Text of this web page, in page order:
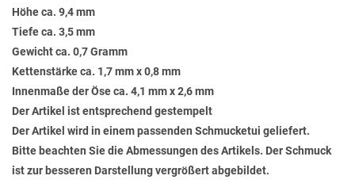
Höhe ca. 9,4 mm
Tiefe ca. 3,5 mm
Gewicht ca. 0,7 Gramm
Kettenstärke ca. 1,7 mm x 0,8 mm
Innenmaße der Öse ca. 4,1 mm x 2,6 mm
Der Artikel ist entsprechend gestempelt
Der Artikel wird in einem passenden Schmucketui geliefert.
Bitte beachten Sie die Abmessungen des Artikels. Der Schmuck
ist zur besseren Darstellung vergrößert abgebildet.